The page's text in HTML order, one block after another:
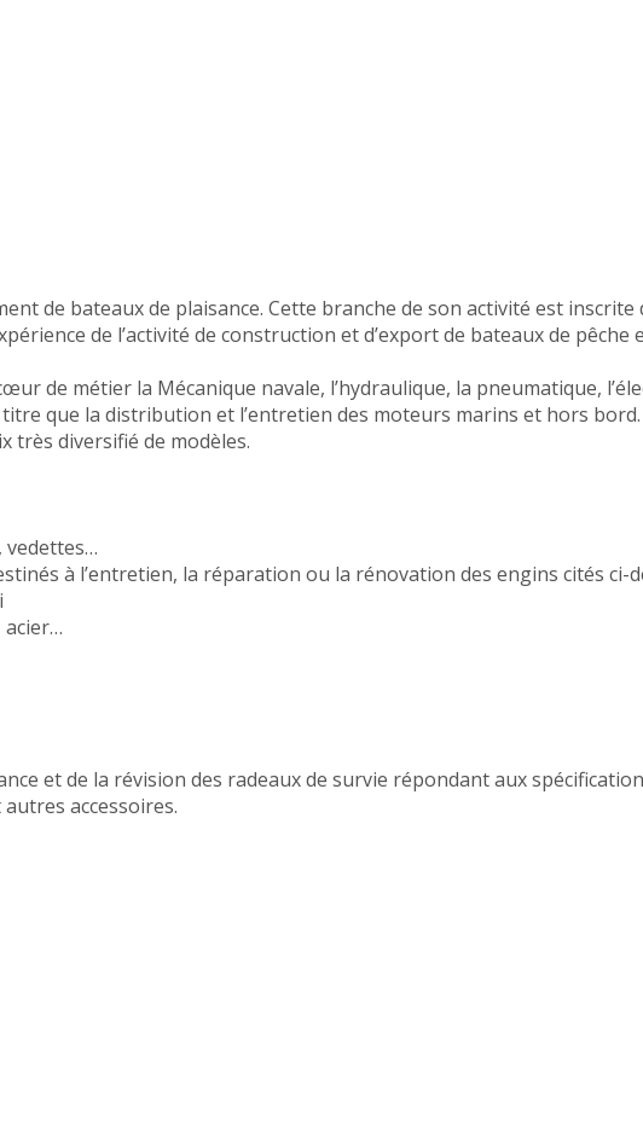
de bateaux de plaisance. Cette branche de son activité est
de l’activité de construction et d’export de bateaux de pêche
de métier la Mécanique navale, l’hydraulique, la pneumatique,
que la distribution et l’entretien des moteurs marins et hors
très diversifié de modèles.
vedettes…
à l’entretien, la réparation ou la rénovation des engins cités ci-
acier…
et de la révision des radeaux de survie répondant aux
accessoires.